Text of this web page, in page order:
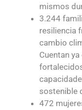
mismos
3.244
resiliencia
cambio
Cuentan
sostenible
472